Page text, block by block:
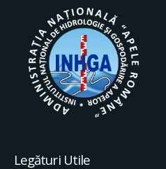
Legături Utile